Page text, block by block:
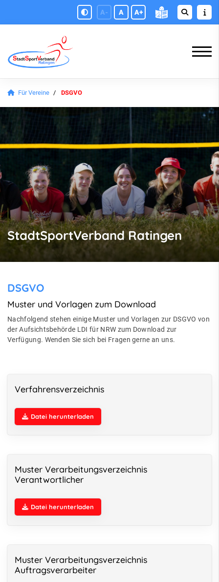
A- A A+
Für Vereine DSGVO
StadtSportVerband Ratingen
DSGVO
Muster und Vorlagen zum Download
Nachfolgend stehen einige Muster und Vorlagen zur DSGVO von
der Aufsichtsbehörde LDI für NRW zum Download zur
Verfügung. Wenden Sie sich bei Fragen gerne an uns.
Verfahrensverzeichnis
Datei herunterladen
Muster Verarbeitungsverzeichnis
Verantwortlicher
Datei herunterladen
Muster Verarbeitungsverzeichnis
Auftragsverarbeiter